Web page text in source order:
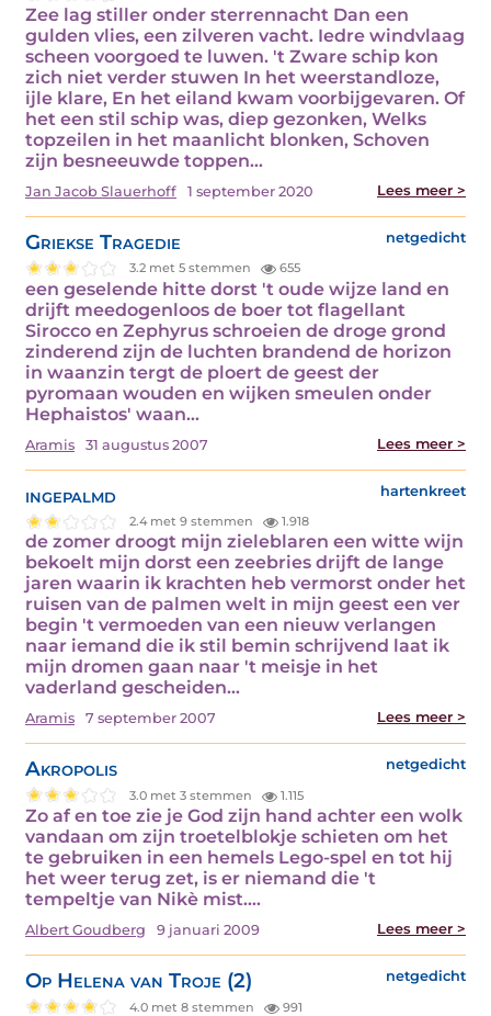
Zee lag stiller onder sterrennacht Dan een
gulden vlies, een zilveren vacht. Iedre windvlaag
scheen voorgoed te luwen. 't Zware schip kon
zich niet verder stuwen In het weerstandloze,
ijle klare, En het eiland kwam voorbijgevaren. Of
het een stil schip was, diep gezonken, Welks
topzeilen in het maanlicht blonken, Schoven
zijn besneeuwde toppen…
Jan Jacob Slauerhoff 1 september 2020 Lees meer >
Griekse Tragedie netgedicht
3.2 met 5 stemmen 655
een geselende hitte dorst 't oude wijze land en
drijft meedogenloos de boer tot flagellant
Sirocco en Zephyrus schroeien de droge grond
zinderend zijn de luchten brandend de horizon
in waanzin tergt de ploert de geest der
pyromaan wouden en wijken smeulen onder
Hephaistos' waan…
Aramis 31 augustus 2007 Lees meer >
ingepalmd hartenkreet
2.4 met 9 stemmen 1.918
de zomer droogt mijn zieleblaren een witte wijn
bekoelt mijn dorst een zeebries drijft de lange
jaren waarin ik krachten heb vermorst onder het
ruisen van de palmen welt in mijn geest een ver
begin 't vermoeden van een nieuw verlangen
naar iemand die ik stil bemin schrijvend laat ik
mijn dromen gaan naar 't meisje in het
vaderland gescheiden…
Aramis 7 september 2007 Lees meer >
Akropolis netgedicht
3.0 met 3 stemmen 1.115
Zo af en toe zie je God zijn hand achter een wolk
vandaan om zijn troetelblokje schieten om het
te gebruiken in een hemels Lego-spel en tot hij
het weer terug zet, is er niemand die 't
tempeltje van Nikè mist.…
Albert Goudberg 9 januari 2009 Lees meer >
Op Helena van Troje (2) netgedicht
4.0 met 8 stemmen 991